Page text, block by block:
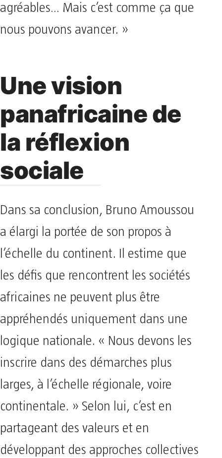
agréables… Mais c’est comme ça que
nous pouvons avancer. »
Une vision
panafricaine de
la réflexion
sociale
Dans sa conclusion, Bruno Amoussou
a élargi la portée de son propos à
l’échelle du continent. Il estime que
les défis que rencontrent les sociétés
africaines ne peuvent plus être
appréhendés uniquement dans une
logique nationale. « Nous devons les
inscrire dans des démarches plus
larges, à l’échelle régionale, voire
continentale. » Selon lui, c’est en
partageant des valeurs et en
développant des approches collectives